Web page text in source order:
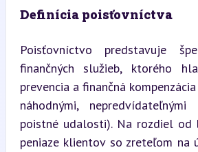
Definícia poisťovníctva
Poisťovníctvo predstavuje
finančných služieb, ktorého
prevencia a finančná
náhodnými,
poistné udalosti). Na rozdiel od
peniaze klientov so zreteľom na